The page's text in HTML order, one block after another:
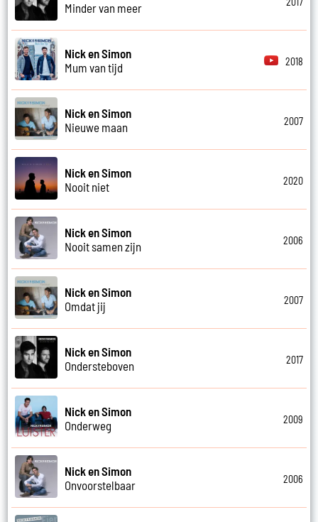
Minder van meer
Nick en Simon
Mum van tijd
2018
Nick en Simon
Nieuwe maan
2007
Nick en Simon
Nooit niet
2020
Nick en Simon
Nooit samen zijn
2006
Nick en Simon
Omdat jij
2007
Nick en Simon
Ondersteboven
2017
Nick en Simon
Onderweg
2009
Nick en Simon
Onvoorstelbaar
2006